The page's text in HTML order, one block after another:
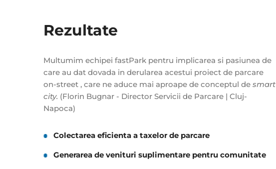
Rezultate
Multumim echipei fastPark pentru implicarea si pasiunea de
care au dat dovada in derularea acestui proiect de parcare
on-street , care ne aduce mai aproape de conceptul de smart
city. (Florin Bugnar - Director Servicii de Parcare | Cluj-
Napoca)
Colectarea eficienta a taxelor de parcare
Generarea de venituri suplimentare pentru comunitate